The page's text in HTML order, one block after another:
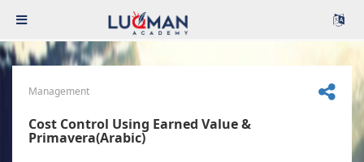
Management
Cost Control Using Earned Value &
Primavera(Arabic)